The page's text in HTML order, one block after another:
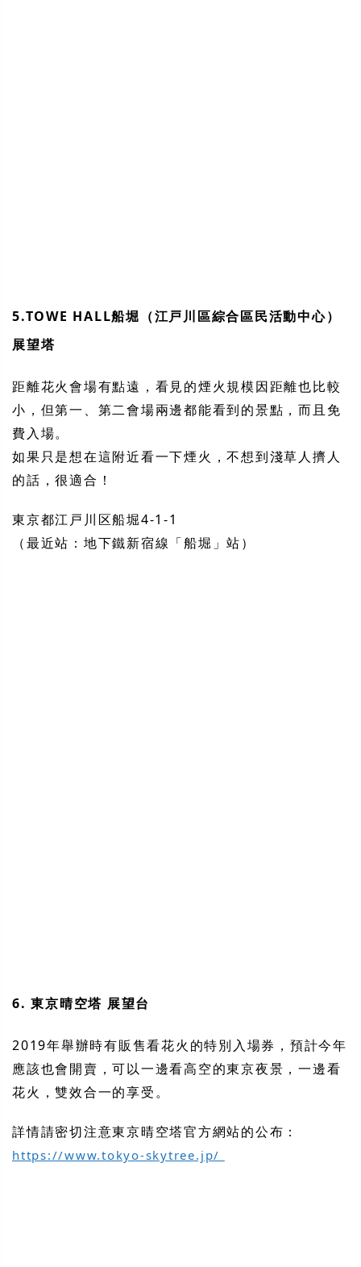
5.TOWE HALL船堀（江戸川區綜合區民活動中心）
展望塔
距離花火會場有點遠，看見的煙火規模因距離也比較
小，但第一、第二會場兩邊都能看到的景點，而且免
費入場。
如果只是想在這附近看一下煙火，不想到淺草人擠人
的話，很適合！
東京都江戸川区船堀4-1-1
（最近站：地下鐵新宿線「船堀」站）
6. 東京晴空塔 展望台
2019年舉辦時有販售看花火的特別入場券，預計今年
應該也會開賣，可以一邊看高空的東京夜景，一邊看
花火，雙效合一的享受。
詳情請密切注意東京晴空塔官方網站的公布：
https://www.tokyo-skytree.jp/